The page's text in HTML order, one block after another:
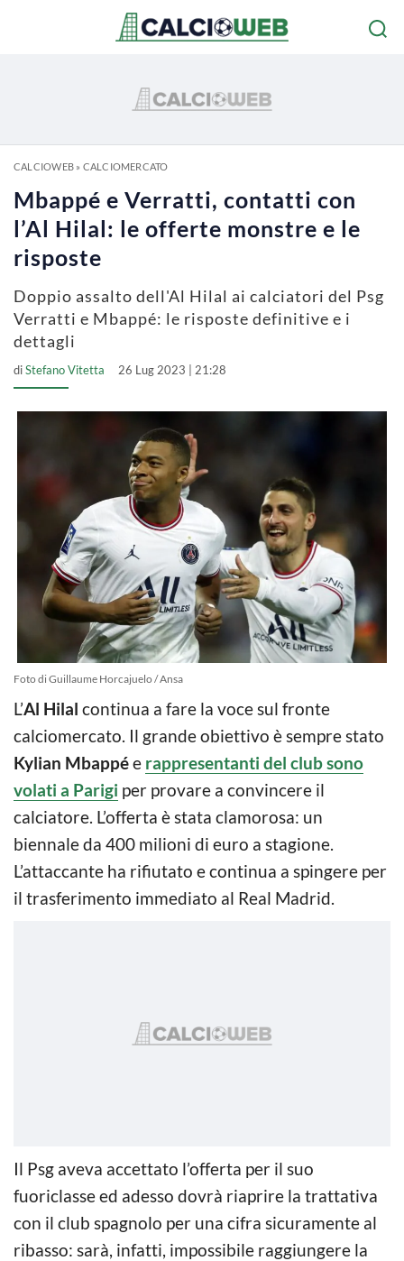
CALCIOWEB» CALCIOMERCATO
Mbappé e Verratti, contatti con
l’Al Hilal: le offerte monstre e le
risposte
Doppio assalto dell'Al Hilal ai calciatori del Psg
Verratti e Mbappé: le risposte definitive e i
dettagli
diStefano Vitetta 26 Lug 2023 | 21:28
Foto di Guillaume Horcajuelo / Ansa
L’Al Hilal continua a fare la voce sul fronte
calciomercato. Il grande obiettivo è sempre stato
Kylian Mbappée rappresentanti del club sono
volati a Parigi per provare a convincere il
calciatore. L’offerta è stata clamorosa: un
biennale da 400 milioni di euro a stagione.
L’attaccante ha rifiutato e continua a spingere per
il trasferimento immediato al Real Madrid.
Il Psg aveva accettato l’offerta per il suo
fuoriclasse ed adesso dovrà riaprire la trattativa
con il club spagnolo per una cifra sicuramente al
ribasso: sarà, infatti, impossibile raggiungere la